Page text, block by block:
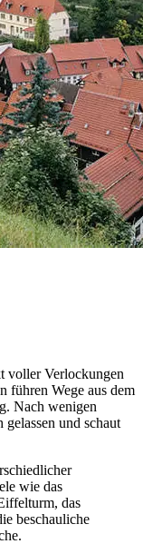
voller Verlockungen
führen Wege aus dem
Nach wenigen
und schaut
wie das
das
beschauliche